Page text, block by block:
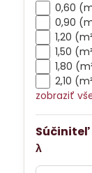
0,60
0,90
1,20
1,50
1,80
2,10
zobraziť
λ